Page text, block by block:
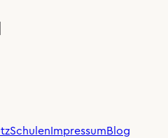
Schulen ImpressumBlog